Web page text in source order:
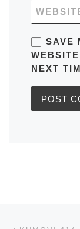
SAVE
NEXT